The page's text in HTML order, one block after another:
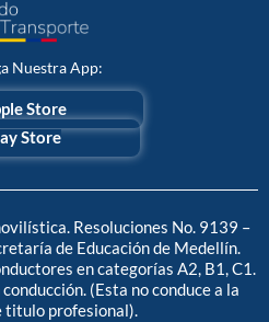
Nuestra App:
Store
Store
Resoluciones No. 9139 –
de Educación de Medellín.
en categorías A2, B1, C1.
(Esta no conduce a la
titulo profesional).